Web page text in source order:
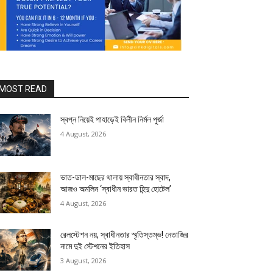
READ
স্বপ্ন নিয়েই পাহাড়েই বিলীন নির্মল পুর্জা
4 August, 2026
ভাত-ডাল-মাছের থালায় স্বাধীনতার স্বাদ,
আজও অমলিন ‘স্বাধীন ভারত হিন্দু হোটেল’
4 August, 2026
রেলস্টেশন নয়, স্বাধীনতার স্মৃতিস্তম্ভ! নেতাজির
নামে দুই স্টেশনের ইতিহাস
3 August, 2026